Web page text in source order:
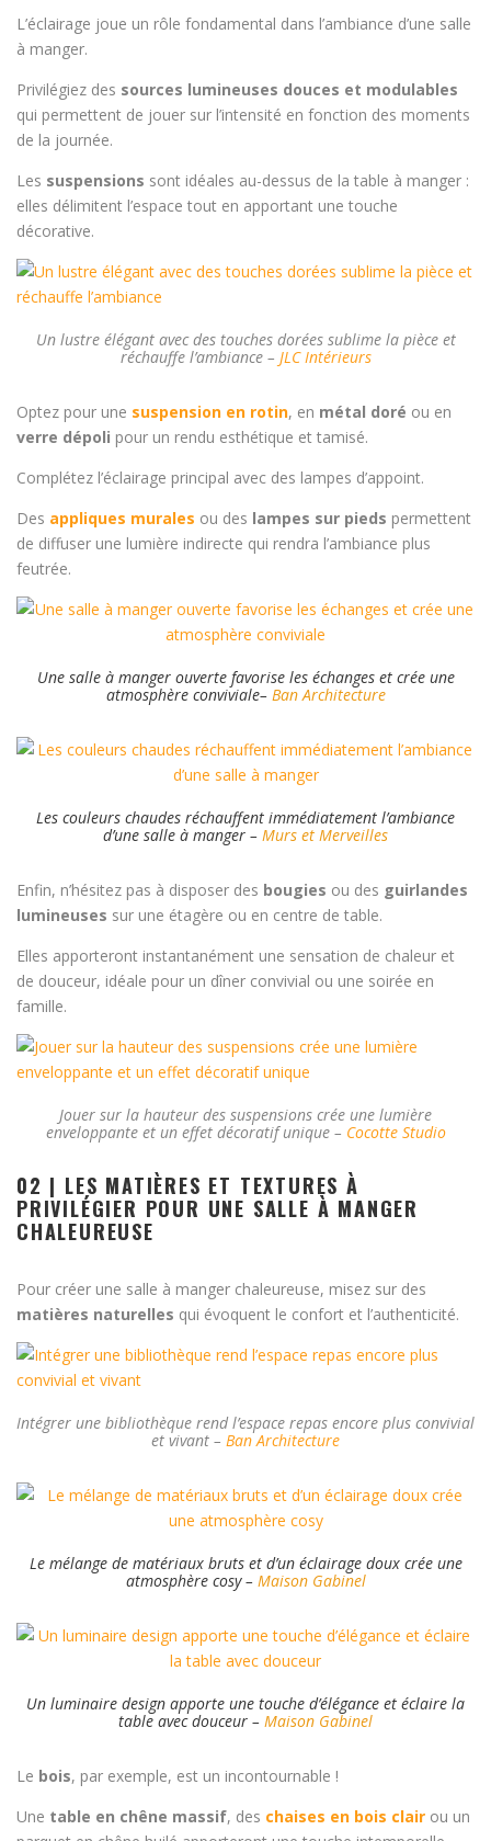
L’éclairage joue un rôle fondamental dans l’ambiance d’une salle
à manger.
Privilégiez des sources lumineuses douces et modulables
qui permettent de jouer sur l’intensité en fonction des moments
de la journée.
Les suspensions sont idéales au-dessus de la table à manger :
elles délimitent l’espace tout en apportant une touche
décorative.
Un lustre élégant avec des touches dorées sublime la pièce et
réchauffe l’ambiance – JLC Intérieurs
Optez pour une suspension en rotin, en métal doré ou en
verre dépoli pour un rendu esthétique et tamisé.
Complétez l’éclairage principal avec des lampes d’appoint.
Des appliques murales ou des lampes sur pieds permettent
de diffuser une lumière indirecte qui rendra l’ambiance plus
feutrée.
Une salle à manger ouverte favorise les échanges et crée une
atmosphère conviviale– Ban Architecture
Les couleurs chaudes réchauffent immédiatement l’ambiance
d’une salle à manger – Murs et Merveilles
Enfin, n’hésitez pas à disposer des bougies ou des guirlandes
lumineuses sur une étagère ou en centre de table.
Elles apporteront instantanément une sensation de chaleur et
de douceur, idéale pour un dîner convivial ou une soirée en
famille.
Jouer sur la hauteur des suspensions crée une lumière
enveloppante et un effet décoratif unique – Cocotte Studio
02 | LES MATIÈRES ET TEXTURES À
PRIVILÉGIER POUR UNE SALLE À MANGER
CHALEUREUSE
Pour créer une salle à manger chaleureuse, misez sur des
matières naturelles qui évoquent le confort et l’authenticité.
Intégrer une bibliothèque rend l’espace repas encore plus convivial
et vivant – Ban Architecture
Le mélange de matériaux bruts et d’un éclairage doux crée une
atmosphère cosy– Maison Gabinel
Un luminaire design apporte une touche d’élégance et éclaire la
table avec douceur – Maison Gabinel
Le bois, par exemple, est un incontournable !
Une table en chêne massif, des chaises en bois clair ou un